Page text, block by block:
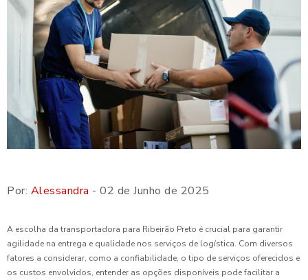
Por: Alessandra - 02 de Junho de 2025
A escolha da transportadora para Ribeirão Preto é crucial para garantir
agilidade na entrega e qualidade nos serviços de logística. Com diversos
fatores a considerar, como a confiabilidade, o tipo de serviços oferecidos e
os custos envolvidos, entender as opções disponíveis pode facilitar a